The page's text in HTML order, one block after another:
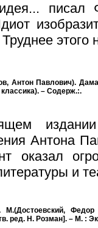
этого
Антон Павлович).
– Содерж.:.
Антона
оказал
и
М.(Достоевский,
ред. Н. Розман]. – М. :